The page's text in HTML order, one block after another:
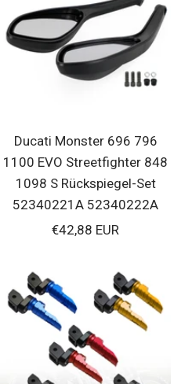
Ducati Monster 696 796
1100 EVO Streetfighter 848
1098 S Rückspiegel-Set
52340221A 52340222A
Verkaufspreis
€42,88 EUR